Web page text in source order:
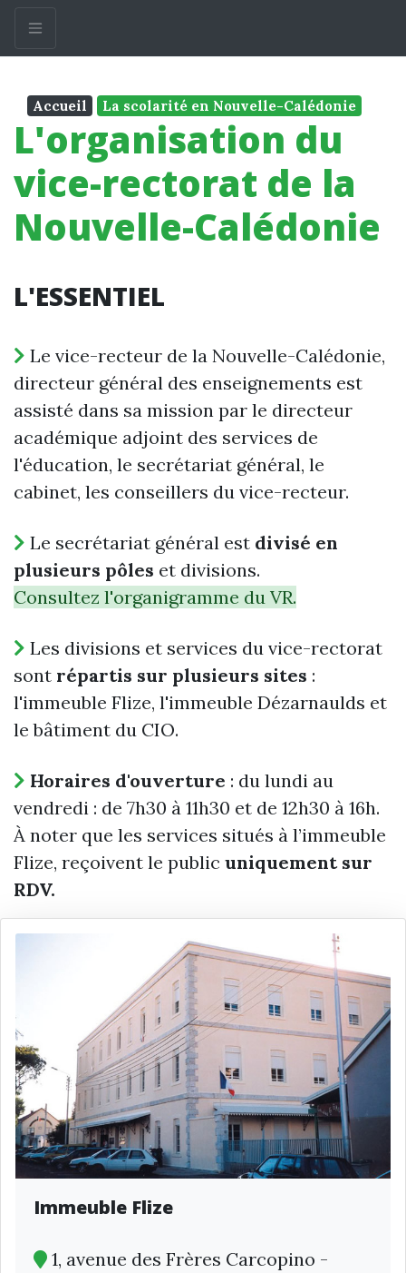
Accueil La scolarité en Nouvelle-Calédonie
L'organisation du
vice-rectorat de la
Nouvelle-Calédonie
L'ESSENTIEL
Le vice-recteur de la Nouvelle-Calédonie,
directeur général des enseignements est
assisté dans sa mission par le directeur
académique adjoint des services de
l'éducation, le secrétariat général, le
cabinet, les conseillers du vice-recteur.
Le secrétariat général est divisé en
plusieurs pôles et divisions.
Consultez l'organigramme du VR.
Les divisions et services du vice-rectorat
sont répartis sur plusieurs sites :
l'immeuble Flize, l'immeuble Dézarnaulds et
le bâtiment du CIO.
Horaires d'ouverture : du lundi au
vendredi : de 7h30 à 11h30 et de 12h30 à 16h.
À noter que les services situés à l’immeuble
Flize, reçoivent le public uniquement sur
RDV.
Immeuble Flize
1, avenue des Frères Carcopino -